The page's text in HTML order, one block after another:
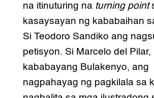
na itinuturing na turning point
kasaysayan ng kababaihan
Si Teodoro Sandiko ang
petisyon. Si Marcelo del Pilar,
kababayang Bulakenyo, ang
nagpahayag ng pagkilala sa